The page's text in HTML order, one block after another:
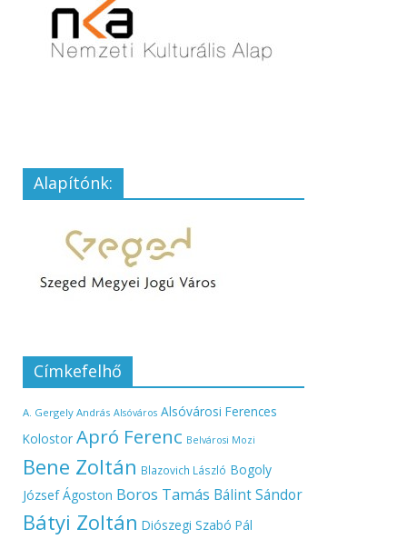
Alapítónk:
Címkefelhő
A. Gergely András Alsóváros Alsóvárosi Ferences
Kolostor Apró Ferenc Belvárosi Mozi
Bene Zoltán Blazovich László Bogoly
József Ágoston Boros Tamás Bálint Sándor
Bátyi Zoltán Diószegi Szabó Pál